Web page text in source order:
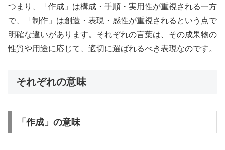
つまり、「作成」は構成・手順・実用性が重視される一方
で、「制作」は創造・表現・感性が重視されるという点で
明確な違いがあります。それぞれの言葉は、その成果物の
性質や用途に応じて、適切に選ばれるべき表現なのです。
それぞれの意味
「作成」の意味